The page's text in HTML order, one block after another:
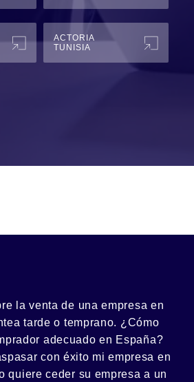
ACTORIA
TUNISIA
la venta de unaempresa en
tarde o temprano. ¿Cómo
adecuado en España?
con éxito mi empresa en
quiere ceder su empresa a un